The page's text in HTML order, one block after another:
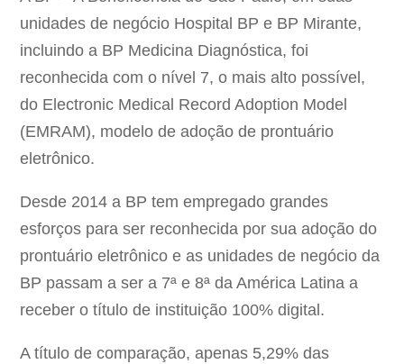
unidades de negócio Hospital BP e BP Mirante,
incluindo a BP Medicina Diagnóstica, foi
reconhecida com o nível 7, o mais alto possível,
do Electronic Medical Record Adoption Model
(EMRAM), modelo de adoção de prontuário
eletrônico.
Desde 2014 a BP tem empregado grandes
esforços para ser reconhecida por sua adoção do
prontuário eletrônico e as unidades de negócio da
BP passam a ser a 7ª e 8ª da América Latina a
receber o título de instituição 100% digital.
A título de comparação, apenas 5,29% das